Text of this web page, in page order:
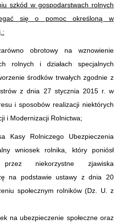
szkód w gospodarstwach rolnych
się o pomoc określoną w
obrotowy na wznowienie
rolnych i działach specjalnych
środków trwałych zgodnie z
z dnia 27 stycznia 2015 r. w
i sposobów realizacji niektórych
i Modernizacji Rolnictwa;
Kasy Rolniczego Ubezpieczenia
wniosek rolnika, który poniósł
niekorzystne zjawiska
na podstawie ustawy z dnia 20
społecznym rolników (Dz. U. z
na ubezpieczenie społeczne oraz